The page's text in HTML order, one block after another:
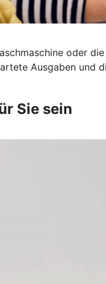
oder
Ausgaben und
Sie sein